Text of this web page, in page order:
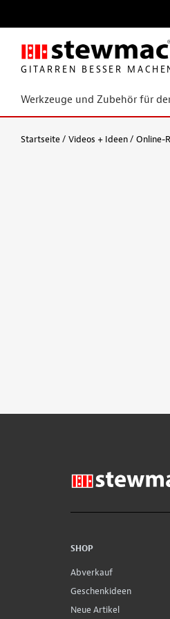
GITARREN BESSER
Werkzeuge und Zubehör für
Startseite Videos + Ideen Online-
SHOP
Abverkauf
Geschenkideen
Neue Artikel